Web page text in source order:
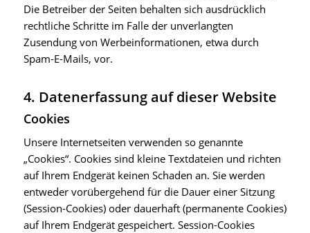
Die Betreiber der Seiten behalten sich ausdrücklich
rechtliche Schritte im Falle der unverlangten
Zusendung von Werbeinformationen, etwa durch
Spam-E-Mails, vor.
4. Datenerfassung auf dieser Website
Cookies
Unsere Internetseiten verwenden so genannte
„Cookies“. Cookies sind kleine Textdateien und richten
auf Ihrem Endgerät keinen Schaden an. Sie werden
entweder vorübergehend für die Dauer einer Sitzung
(Session-Cookies) oder dauerhaft (permanente Cookies)
auf Ihrem Endgerät gespeichert. Session-Cookies